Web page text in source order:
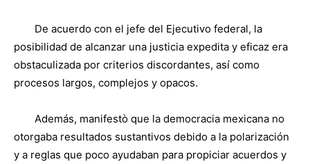
De acuerdo con el jefe del Ejecutivo federal, la
posibilidad de alcanzar una justicia expedita y eficaz era
obstaculizada por criterios discordantes, así como
procesos largos, complejos y opacos.
Además, manifestò que la democracia mexicana no
otorgaba resultados sustantivos debido a la polarización
y a reglas que poco ayudaban para propiciar acuerdos y